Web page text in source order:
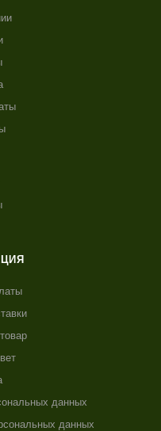
данных
данных